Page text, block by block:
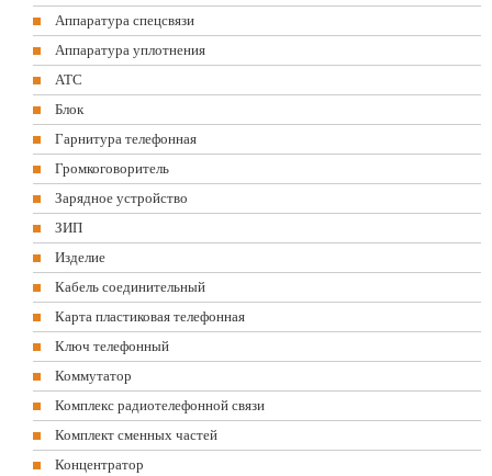
Аппаратура спецсвязи
Аппаратура уплотнения
АТС
Блок
Гарнитура телефонная
Громкоговоритель
Зарядное устройство
ЗИП
Изделие
Кабель соединительный
Карта пластиковая телефонная
Ключ телефонный
Коммутатор
Комплекс радиотелефонной связи
Комплект сменных частей
Концентратор